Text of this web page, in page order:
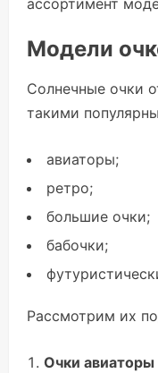
ассортимент
Модели
Солнечные очки
такими
авиаторы;
ретро;
большие очки;
бабочки;
Рассмотрим их
Очки